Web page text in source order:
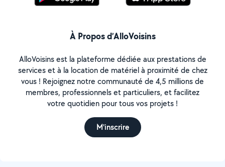
À Propos d’AlloVoisins
AlloVoisins est la plateforme dédiée aux prestations de
services et à la location de matériel à proximité de chez
vous ! Rejoignez notre communauté de 4,5 millions de
membres, professionnels et particuliers, et facilitez
votre quotidien pour tous vos projets !
M'inscrire